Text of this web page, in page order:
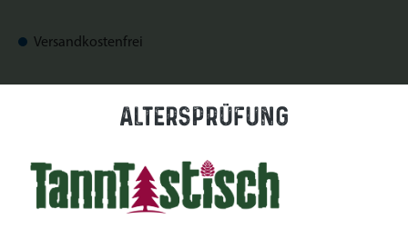
Versandkostenfrei
Uhrzeitenauswählen
Altersprüfung